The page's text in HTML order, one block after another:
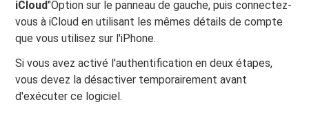
iCloud"Option sur le panneau de gauche, puis connectez-
vous à iCloud en utilisant les mêmes détails de compte
que vous utilisez sur l'iPhone.
Si vous avez activé l'authentification en deux étapes,
vous devez la désactiver temporairement avant
d'exécuter ce logiciel.